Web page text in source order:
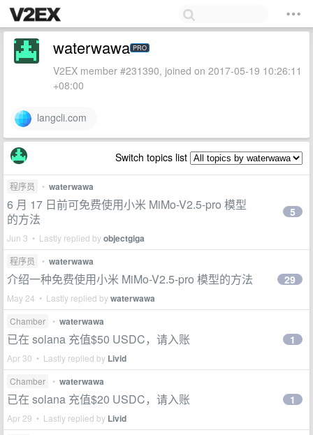
waterwawa PRO
V2EX member #231390, joined on 2017-05-19 10:26:11
+08:00
langcli.com
Switch topics list
程序员 • waterwawa
6 月 17 日前可免费使用小米 MiMo-V2.5-pro 模型
的方法
Jun 3 • Lastly replied byobjectgiga
5
程序员 • waterwawa
介绍一种免费使用小米 MiMo-V2.5-pro 模型的方法
May 24 • Lastly replied bywaterwawa
29
Chamber • waterwawa
已在 solana 充值$50 USDC，请入账
Apr 30 • Lastly replied by Livid
1
Chamber • waterwawa
已在 solana 充值$20 USDC，请入账
Apr 29 • Lastly replied by Livid
1